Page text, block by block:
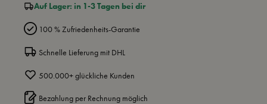
Auf Lager: in 1-3 Tagen bei dir
100 % Zufriedenheits-Garantie
Schnelle Lieferung mit DHL
500.000+ glückliche Kunden
Bezahlung per Rechnung möglich